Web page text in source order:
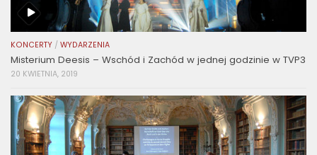
KONCERTY / WYDARZENIA
Misterium Deesis – Wschód i Zachód w jednej godzinie w TVP3
20 KWIETNIA, 2019